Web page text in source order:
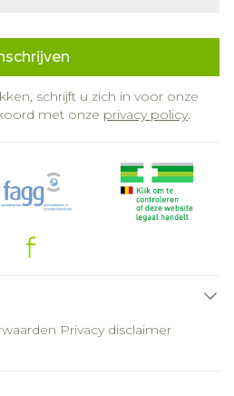
schrijft u zich in voor onze
met onze privacy policy.
Privacy disclaimer